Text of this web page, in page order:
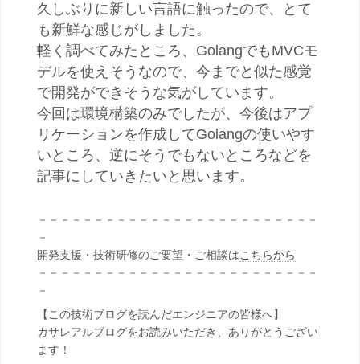
久しぶりに新しい言語に触ったので、とて
も新鮮な感じがしました。
軽く調べてみたところ、GolangでもMVCモ
デルを使えそうなので、今までと似た感覚
で開発ができそうな気がしています。
今回は環境構築のみでしたが、今後はアプ
リケーションを作成してGolangの使いやす
いところ、逆にそうでもないところなどを
記事にしていきたいと思います。
－－－－－－－－－－－－－－－－－－－－－－－－－
－
開発支援・技術研修のご要望・ご相談はこちらから
－－－－－－－－－－－－－－－－－－－－－－－－－
－
【この技術ブログを読んだエンジニアの皆様へ】
カサレアルブログをお読みいただき、ありがとうござい
ます！